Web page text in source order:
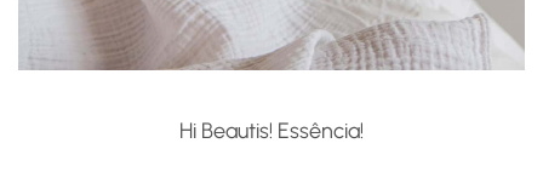
Hi Beautis! Essência!